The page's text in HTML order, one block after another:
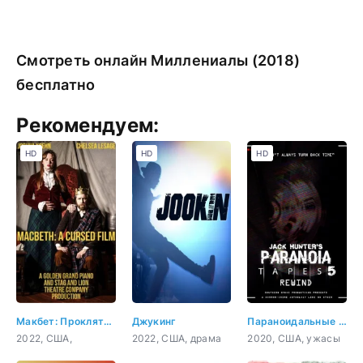
Смотреть онлайн Миллениалы (2018)
бесплатно
Рекомендуем:
Макбет: Проклятый фильм
2022, США,
HD
Джукинг
2022, США, драма
HD
Параноидальные плёнки 5: Перемотка
2020, США, ужасы
HD